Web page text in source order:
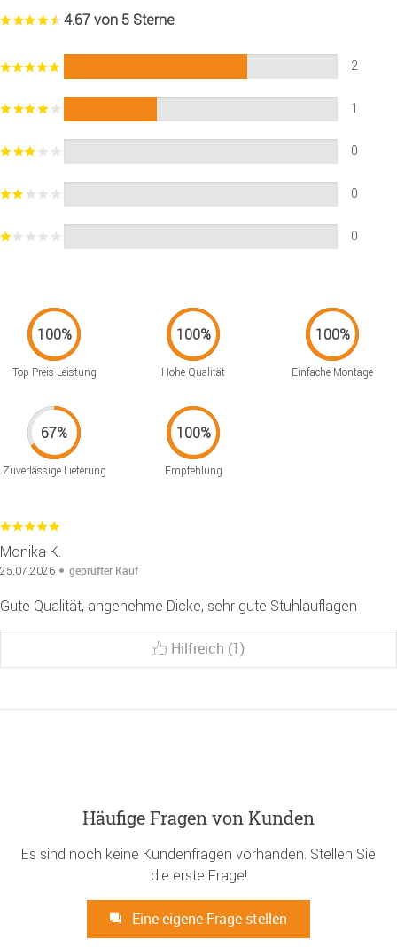
4.67 von 5 Sterne
2
1
0
0
0
Top Preis-Leistung Hohe Qualität Einfache Montage
Zuverlässige Lieferung Empfehlung
Monika K.
25.07.2026 geprüfter Kauf
Gute Qualität, angenehme Dicke, sehr gute Stuhlauflagen
Hilfreich (1)
Häufige Fragen von Kunden
Es sind noch keine Kundenfragen vorhanden. Stellen Sie
die erste Frage!
Eine eigene Frage stellen